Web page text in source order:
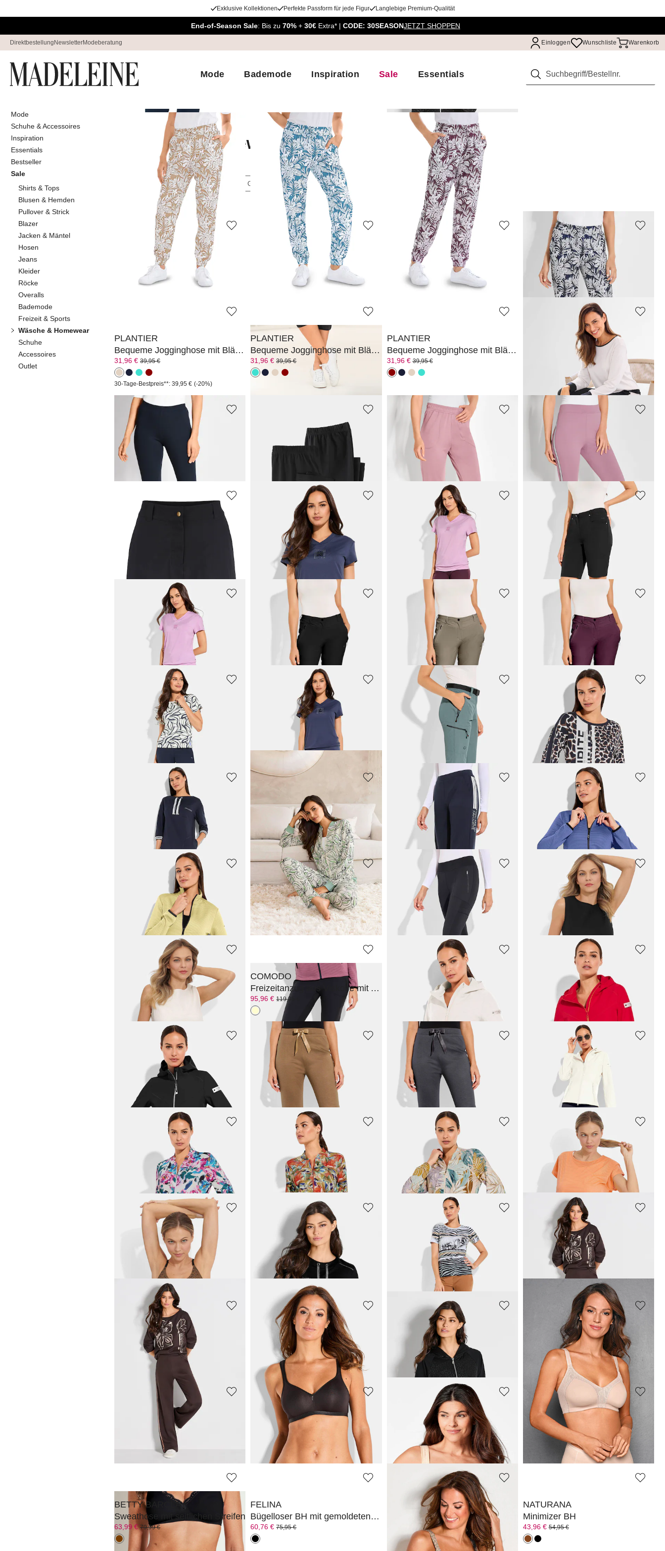
Exklusive Kollektionen Perfekte Passform für jede Figur Langlebige Premium-Qualität
End-of-Season Sale: Bis zu 70% + 30€ Extra* | CODE: 30SEASONJETZT SHOPPEN
Direktbestellung NewsletterModeberatung Einloggen Wunschliste Warenkorb
Mode Bademode Inspiration Sale Essentials Suchen
Mode
Schuhe & Accessoires
Inspiration
Essentials
Bestseller
Sale
Shirts & Tops
Blusen & Hemden
Pullover & Strick
Blazer
Jacken & Mäntel
Hosen
Jeans
Kleider
Röcke
Overalls
Bademode
Freizeit & Sports
Wäsche & Homewear
Schuhe
Accessoires
Outlet
Wäsche & Homewear
Wäsche & Homewear 288Artikel
Sale Farben Größen
PLANTIER
49,95 €
PLANTIER
49,95 €
COMODO
95,96 € 119,95 €
PLANTIER
31,96 € 39,95 €
PLANTIER
Bequeme Jogginghose mit Blätter-Print
31,96 € 39,95 €
30-Tage-Bestpreis**: 39,95 € (-20%)
PLANTIER
Bequeme Jogginghose mit Blätter-Print
31,96 €39,95 €
PLANTIER
Bequeme Jogginghose mit Blätter-Print
31,96 €39,95 €
PLANTIER
Leggings im Doppelpack
47,96 €
Leggings im Doppelpack
47,96 €
PLANTIER
69,95 €
PLANTIER
47,96 €59,95 €
LINEA PRIMERO - LPO
Funktionaler Hosenrock
47,96 €
LINEA PRIMERO - LPO
29,95 €
30-Tage-Bestpreis**: 29,95 € (-20%)
LINEA PRIMERO - LPO
LINEA PRIMERO - LPO
Bermuda aus Funktionsmaterial
44,95 €
LINEA PRIMERO - LPO
Bermuda aus Funktionsmaterial
LINEA PRIMERO - LPO
Freizeithose in 3/4-Länge
49,95 €
LINEA PRIMERO - LPO
Freizeithose in 3/4-Länge
49,95 €
LINEA PRIMERO - LPO
Freizeithose in 3/4-Länge
49,95 €
LINEA PRIMERO - LPO
Freizeithose in 3/4-Länge
30-Tage-Bestpreis**: 49,95 €
LINEA PRIMERO - LPO
Funktionale Zipp-Off-Hose
79,95 €
LINEA PRIMERO - LPO
Funktionale Zipp-Off-Hose
79,95 €
BETTY BARCLAY
47,96 €59,95 €
BETTY BARCLAY
Sportliches Kleid mit Stehkragen
99,95 €
BETTY BARCLAY
Sweatshirt mit Stehkragen
89,95 €
BETTY BARCLAY
Freizeithose mit Kontraststreifen
89,95 €
LINEA PRIMERO - LPO
Gerippte Freizeitjacke
49,95 €
LINEA PRIMERO - LPO
Gerippte Freizeitjacke
49,95 €
LINEA PRIMERO - LPO
Gerippte Freizeitjacke
39,96 €49,95 €
LINEA PRIMERO - LPO
Freizeithose in Tight-Form
69,95 €
PLANTIER
Shorty-Set aus Baumwolle
79,95 €
PLANTIER
Shorty-Set aus Baumwolle
79,95 €
COMODO
Freizeitanzug aus Viskose mit Allover-Druck
95,96 €119,95 €
BETTY BARCLAY
149,95 €
BETTY BARCLAY
149,95 €
BETTY BARCLAY
149,95 €
PLANTIER
39,96 €49,95 €
PLANTIER
39,96 €49,95 €
PLANTIER
49,95 €
69,95 € 69,95 €
COMODO
69,95 €
VENICE BEACH
39,95 €
VENICE BEACH
Sport-Bustier mit Blätter-Print
39,95 €
VENICE BEACH
55,96 € 69,95 €
Shirt mit Animal-Print
VENICE BEACH
Leichte Freizeithose mit Glanz
63,96 €79,95 €
30-Tage-Bestpreis**: 79,95 € (-20%)
CANYON
119,95 €
CANYON
63,96 € 79,95 € 89,95 €
BETTY BARCLAY
Sweatshirt mit gestickten Blüten
71,99 €89,99 €
Minimizer-BH ohne Bügel
59,00 €
VANYA
Sweatshirt mit glänzendem Frontprint
63,96 €79,95 € 67,95 €
BETTY BARCLAY
89,99 €
BETTY BARCLAY
Sweathose mit seitlichen Streifen
63,99 €79,99 €
FELINA
Bügelloser BH mit gemoldeten Cups
60,76 €75,95 €
NATURANA
Bügelloser T-Shirt-BH
44,95 €
NATURANA
Minimizer BH
43,96 €54,95 €